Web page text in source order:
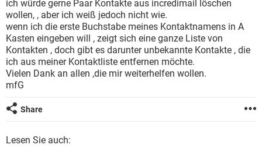
FACEBOOK HARDWARE
WHATSAPP TIKTOK
FACEBOOK HARDWARE
ANDROID IOS
WINDOWS 10 INSTAGRAM
WHATSAPP TIKTOK
FACEBOOK HARDWARE
ich würde gerne Paar Kontakte aus incredimail löschen
wollen, , aber ich weiß jedoch nicht wie.
wenn ich die erste Buchstabe meines Kontaktnamens in A
Kasten eingeben will , zeigt sich eine ganze Liste von
Kontakten , doch gibt es darunter unbekannte Kontakte , die
ich aus meiner Kontaktliste entfernen möchte.
Vielen Dank an allen ,die mir weiterhelfen wollen.
mfG
Share
Lesen Sie auch: